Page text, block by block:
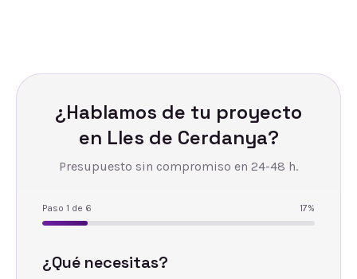
¿Hablamos de tu proyecto
en Lles de Cerdanya?
Presupuesto sin compromiso en 24-48 h.
Paso 1 de 6 17%
¿Qué necesitas?